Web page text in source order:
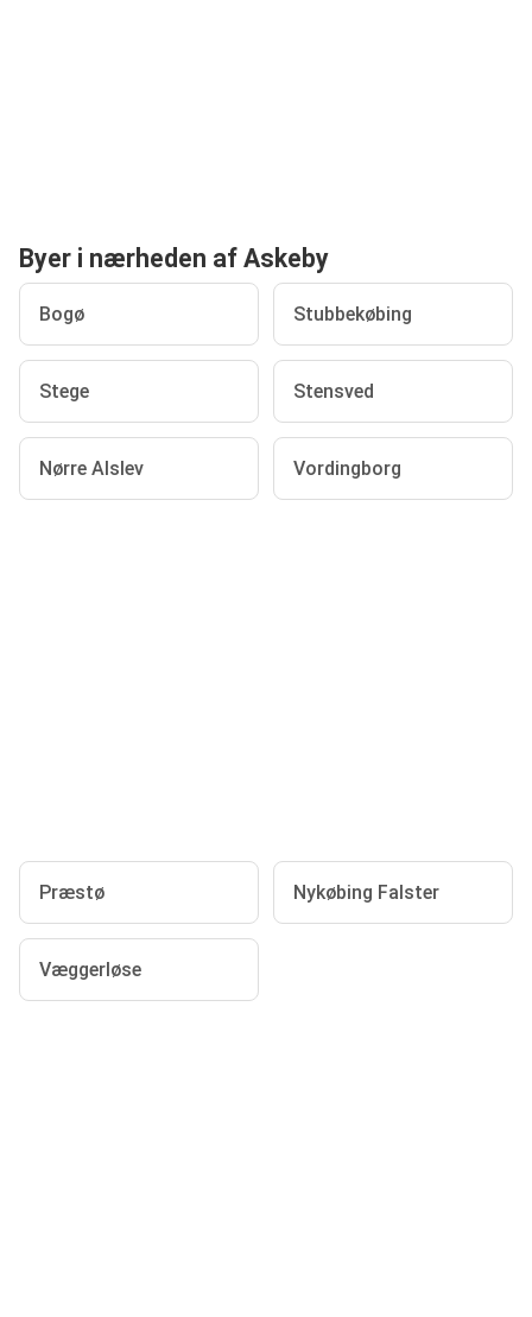
Byer i nærheden af Askeby
Bogø Stubbekøbing
Stege Stensved
Nørre Alslev Vordingborg
Præstø Nykøbing Falster
Væggerløse